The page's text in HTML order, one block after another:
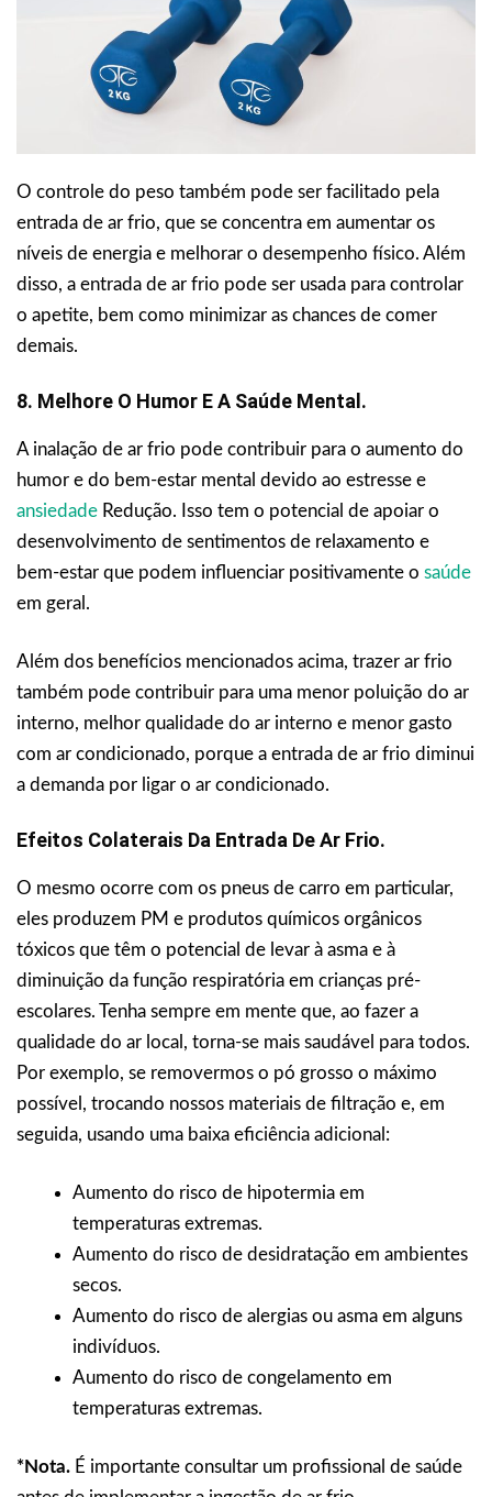
O controle do peso também pode ser facilitado pela
entrada de ar frio, que se concentra em aumentar os
níveis de energia e melhorar o desempenho físico. Além
disso, a entrada de ar frio pode ser usada para controlar
o apetite, bem como minimizar as chances de comer
demais.
8. Melhore O Humor E A Saúde Mental.
A inalação de ar frio pode contribuir para o aumento do
humor e do bem-estar mental devido ao estresse e
ansiedade Redução. Isso tem o potencial de apoiar o
desenvolvimento de sentimentos de relaxamento e
bem-estar que podem influenciar positivamente o saúde
em geral.
Além dos benefícios mencionados acima, trazer ar frio
também pode contribuir para uma menor poluição do ar
interno, melhor qualidade do ar interno e menor gasto
com ar condicionado, porque a entrada de ar frio diminui
a demanda por ligar o ar condicionado.
Efeitos Colaterais Da Entrada De Ar Frio.
O mesmo ocorre com os pneus de carro em particular,
eles produzem PM e produtos químicos orgânicos
tóxicos que têm o potencial de levar à asma e à
diminuição da função respiratória em crianças pré-
escolares. Tenha sempre em mente que, ao fazer a
qualidade do ar local, torna-se mais saudável para todos.
Por exemplo, se removermos o pó grosso o máximo
possível, trocando nossos materiais de filtração e, em
seguida, usando uma baixa eficiência adicional:
Aumento do risco de hipotermia em
temperaturas extremas.
Aumento do risco de desidratação em ambientes
secos.
Aumento do risco de alergias ou asma em alguns
indivíduos.
Aumento do risco de congelamento em
temperaturas extremas.
*Nota. É importante consultar um profissional de saúde